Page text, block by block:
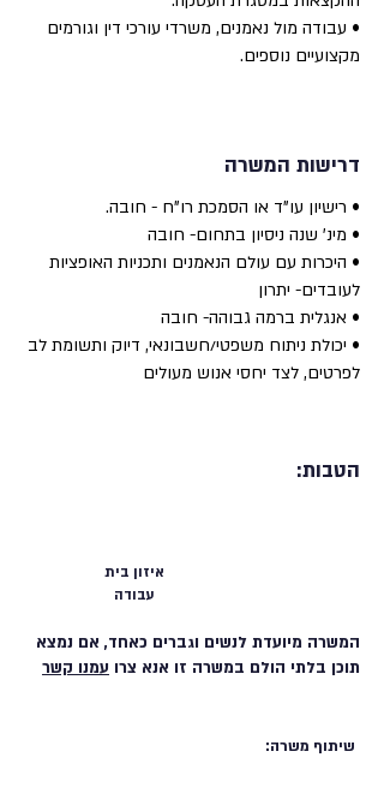
• עבודה מול נאמנים, משרדי עורכי דין וגורמים
מקצועיים נוספים.
דרישות המשרה
• רישיון עו”ד או הסמכת רו”ח - חובה.
• מינ' שנה ניסיון בתחום- חובה
• היכרות עם עולם הנאמנים ותכניות האופציות
לעובדים- יתרון
• אנגלית ברמה גבוהה- חובה
• יכולת ניתוח משפטי/חשבונאי, דיוק ותשומת לב
לפרטים, לצד יחסי אנוש מעולים
הטבות:
איזון בית
עבודה
המשרה מיועדת לנשים וגברים כאחד, אם נמצא
תוכן בלתי הולם במשרה זו אנא צרו עמנו קשר
שיתוף משרה: